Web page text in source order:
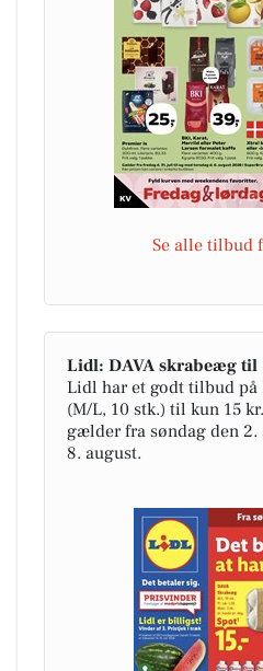
Se alle tilbud
Lidl: DAVA skrabeæg til
Lidl har et godt tilbud på
(M/L, 10 stk.) til kun 15
gælder fra søndag den
8. august.